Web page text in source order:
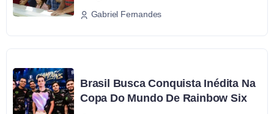
Gabriel Fernandes
Brasil Busca Conquista Inédita Na
Copa Do Mundo De Rainbow Six